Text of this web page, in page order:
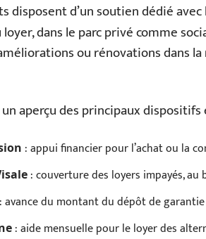
disposent d’un soutien dédié avec
dans le parc privé comme
ou rénovations dans
aperçu des principaux
: appui financier pour l’achat ou la
: couverture des loyers impayés,
: avance du montant du dépôt de
: aide mensuelle pour le loyer des